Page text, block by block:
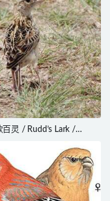
百灵 / Rudd’s Lark /